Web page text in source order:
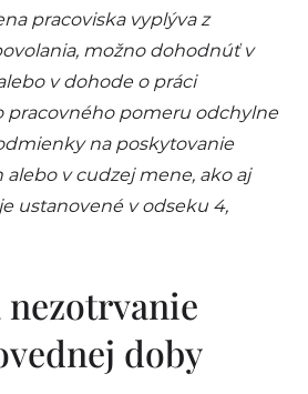
pracoviska vyplýva z
možno dohodnúť v
v dohode o práci
pracovného pomeru odchylne
na poskytovanie
v cudzej mene, ako aj
ustanovené v odseku 4,
nezotrvanie
doby